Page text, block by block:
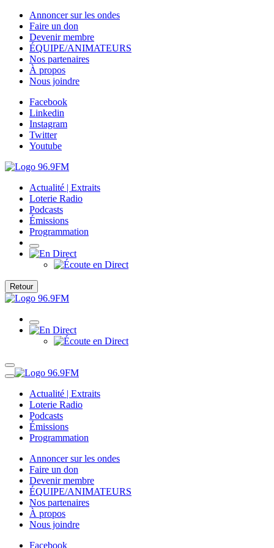
Annoncer sur les ondes
Faire un don
Devenir membre
ÉQUIPE/ANIMATEURS
Nos partenaires
À propos
Nous joindre
Facebook
Linkedin
Instagram
Twitter
Youtube
Actualité | Extraits
Loterie Radio
Podcasts
Émissions
Programmation
Retour
Actualité | Extraits
Loterie Radio
Podcasts
Émissions
Programmation
Annoncer sur les ondes
Faire un don
Devenir membre
ÉQUIPE/ANIMATEURS
Nos partenaires
À propos
Nous joindre
Facebook